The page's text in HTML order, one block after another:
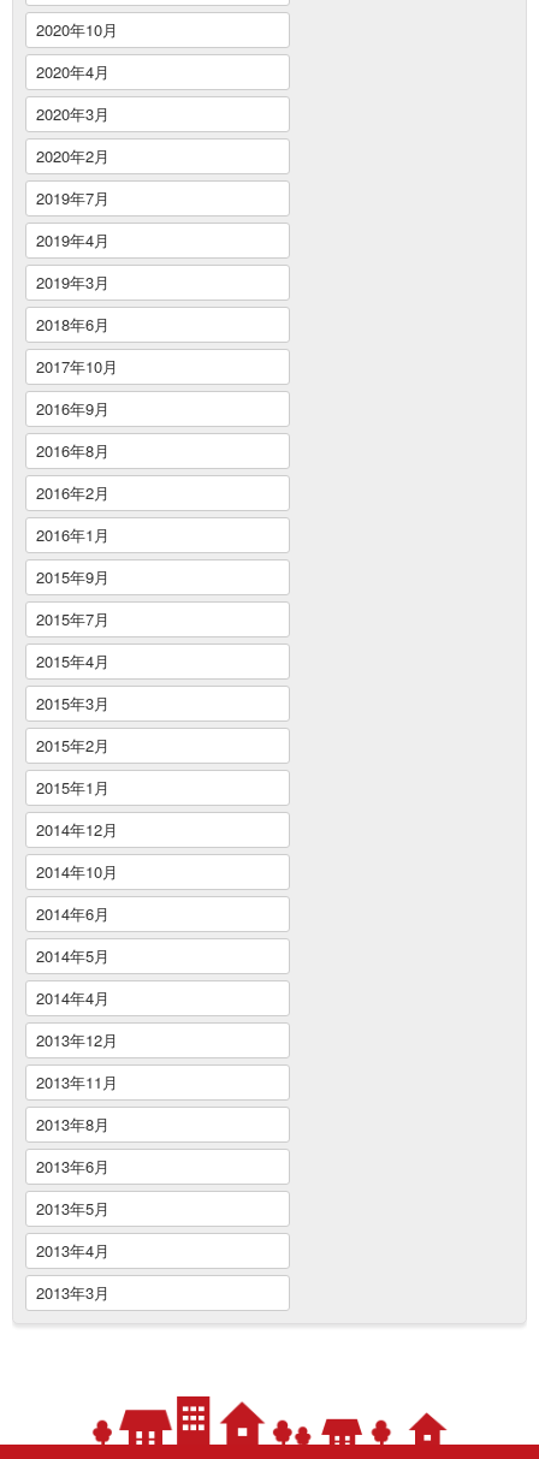
2020年10月
2020年4月
2020年3月
2020年2月
2019年7月
2019年4月
2019年3月
2018年6月
2017年10月
2016年9月
2016年8月
2016年2月
2016年1月
2015年9月
2015年7月
2015年4月
2015年3月
2015年2月
2015年1月
2014年12月
2014年10月
2014年6月
2014年5月
2014年4月
2013年12月
2013年11月
2013年8月
2013年6月
2013年5月
2013年4月
2013年3月